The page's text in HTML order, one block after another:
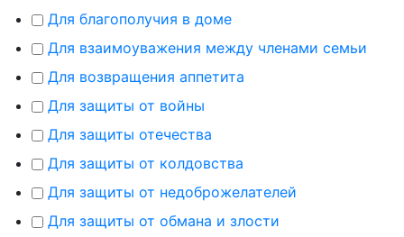
Для благополучия в доме
Для взаимоуважения между членами семьи
Для возвращения аппетита
Для защиты от войны
Для защиты отечества
Для защиты от колдовства
Для защиты от недоброжелателей
Для защиты от обмана и злости